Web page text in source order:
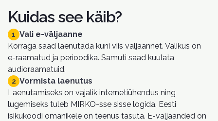
Kuidas see käib?
1 Vali e-väljaanne
Korraga saad laenutada kuni viis väljaannet. Valikus on
e-raamatud ja perioodika. Samuti saad kuulata
audioraamatuid.
2 Vormista laenutus
Laenutamiseks on vajalik internetiühendus ning
lugemiseks tuleb MIRKO-sse sisse logida. Eesti
isikukoodi omanikele on teenus tasuta. E-väljaanded on